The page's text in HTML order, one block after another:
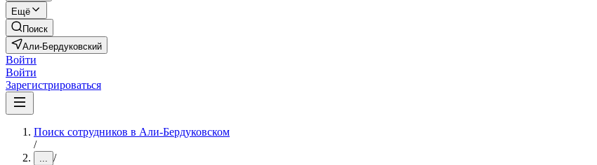
Ещё
Поиск
Али-Бердуковский
Войти
Войти
Зарегистрироваться
Поиск сотрудников в Али-Бердуковском
/
... /